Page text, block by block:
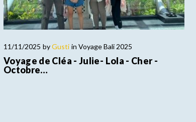
11/11/2025 byGusti in Voyage Bali 2025
Voyage de Cléa - Julie- Lola - Cher -
Octobre…